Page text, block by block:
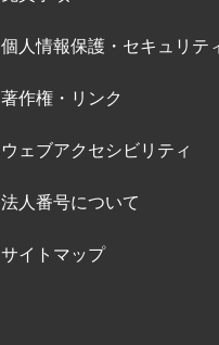
個人情報保護・セキュリテ
著作権・リンク
ウェブアクセシビリティ
法人番号について
サイトマップ